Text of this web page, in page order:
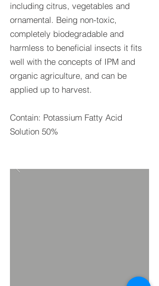
including citrus, vegetables and
ornamental. Being non-toxic,
completely biodegradable and
harmless to beneficial insects it fits
well with the concepts of IPM and
organic agriculture, and can be
applied up to harvest.
Contain: Potassium Fatty Acid
Solution 50%